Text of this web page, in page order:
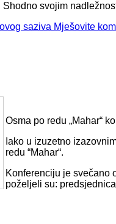
Shodno svojim
saziva Mješovite
Osma po redu „Mahar“
Iako u izuzetno
redu “Mahar“.
Konferenciju je svečano
poželjeli su: